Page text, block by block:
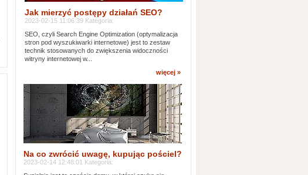
Jak mierzyć postępy działań SEO?
2023-02-15 11:06:39 Kategoria:
SEO, czyli Search Engine Optimization (optymalizacja
stron pod wyszukiwarki internetowe) jest to zestaw
technik stosowanych do zwiększenia widoczności
witryny internetowej w...
więcej »
Na co zwrócić uwagę, kupując pościel?
2023-02-14 12:48:01 Kategoria: